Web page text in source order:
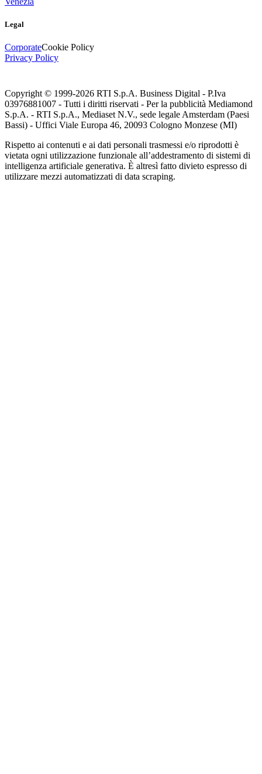
Legal
CorporateCookie Policy
Privacy Policy
Copyright © 1999-2026 RTI S.p.A. Business Digital - P.Iva
03976881007 - Tutti i diritti riservati - Per la pubblicità Mediamond
S.p.A. - RTI S.p.A., Mediaset N.V., sede legale Amsterdam (Paesi
Bassi) - Uffici Viale Europa 46, 20093 Cologno Monzese (MI)
Rispetto ai contenuti e ai dati personali trasmessi e/o riprodotti è
vietata ogni utilizzazione funzionale all’addestramento di sistemi di
intelligenza artificiale generativa. È altresì fatto divieto espresso di
utilizzare mezzi automatizzati di data scraping.